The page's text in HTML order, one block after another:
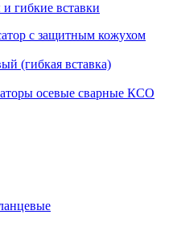
гибкие вставки
с защитным кожухом
(гибкая вставка)
осевые сварные КСО